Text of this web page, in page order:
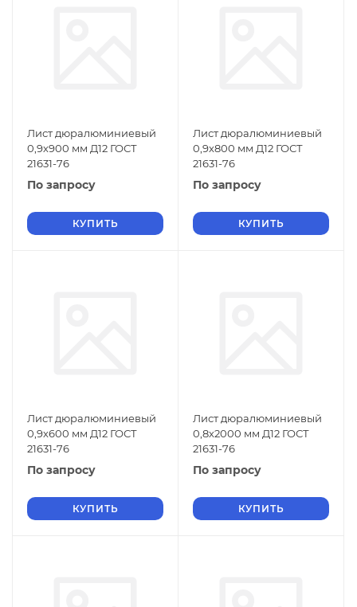
Лист дюралюминиевый
0,9х900 мм Д12 ГОСТ
21631-76
По запросу
КУПИТЬ
Лист дюралюминиевый
0,9х800 мм Д12 ГОСТ
21631-76
По запросу
КУПИТЬ
Лист дюралюминиевый
0,9х600 мм Д12 ГОСТ
21631-76
По запросу
КУПИТЬ
Лист дюралюминиевый
0,8х2000 мм Д12 ГОСТ
21631-76
По запросу
КУПИТЬ